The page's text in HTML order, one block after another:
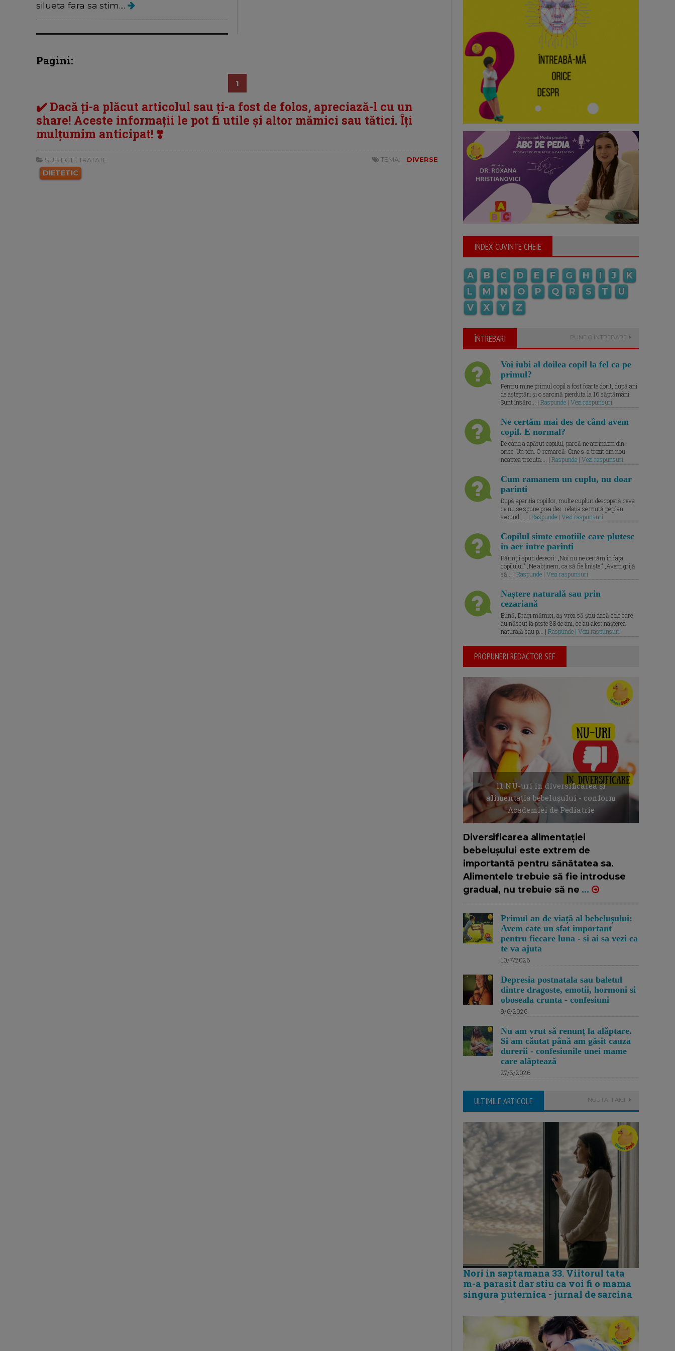
silueta fara sa stim....
Pagini:
1
✔️ Dacă ți-a plăcut articolul sau ți-a fost de folos, apreciază-l cu un
share! Aceste informații le pot fi utile și altor mămici sau tătici. Îți
mulțumim anticipat! ❣️
SUBIECTE TRATATE:
DIETETIC
TEMA: DIVERSE
INDEX CUVINTE CHEIE
A B C D E F G H I J
K
L
M N O P Q R S T
U
V
X Y Z
ÎNTREBARI PUNE O ÎNTREBARE
Voi iubi al doilea copil la fel ca pe
primul?
Pentru mine primul copil a fost foarte dorit, după ani
de așteptări și o sarcină pierduta la 16 săptămâni.
Sunt însărc... | Raspunde | Vezi raspunsuri
Ne certăm mai des de când avem
copil. E normal?
De când a apărut copilul, parcă ne aprindem din
orice. Un ton. O remarcă. Cine s-a trezit din nou
noaptea trecuta.... | Raspunde | Vezi raspunsuri
Cum ramanem un cuplu, nu doar
parinti
După apariția copiilor, multe cupluri descoperă ceva
ce nu se spune prea des: relația se mută pe plan
secund. ... | Raspunde | Vezi raspunsuri
Copilul simte emotiile care plutesc
in aer intre parinti
Părinții spun deseori: „Noi nu ne certăm în fața
copilului.” „Ne abținem, ca să fie liniște.” „Avem grijă
să... | Raspunde | Vezi raspunsuri
Naștere naturală sau prin
cezariană
Bună, Dragi mămici, aș vrea să știu dacă cele care
au născut la peste 38 de ani, ce ați ales: nașterea
naturală sau p... | Raspunde | Vezi raspunsuri
PROPUNERI REDACTOR SEF
11 NU-uri in diversificarea și
alimentația bebelușului - conform
Academiei de Pediatrie
Diversificarea alimentației
bebelușului este extrem de
importantă pentru sănătatea sa.
Alimentele trebuie să fie introduse
gradual, nu trebuie să ne ...
Primul an de viață al bebelușului:
Avem cate un sfat important
pentru fiecare luna - si ai sa vezi ca
te va ajuta
10/7/2026
Depresia postnatala sau baletul
dintre dragoste, emotii, hormoni si
oboseala crunta - confesiuni
9/6/2026
Nu am vrut să renunț la alăptare.
Si am căutat până am găsit cauza
durerii - confesiunile unei mame
care alăptează
27/3/2026
ULTIMILE ARTICOLE NOUTATI AICI
Nori in saptamana 33. Viitorul tata
m-a parasit dar stiu ca voi fi o mama
singura puternica - jurnal de sarcina